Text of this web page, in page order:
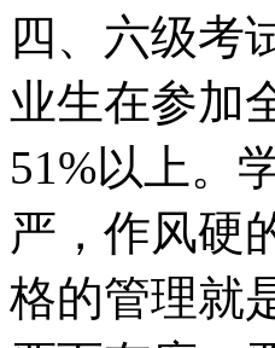
四、六级考
业生在参加
51%以上。
严，作风硬
格的管理就